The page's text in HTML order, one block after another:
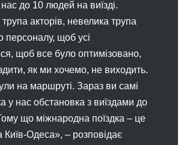
до 10 людей на виїзді.
акторів, невелика трупа
персоналу, щоб усі
щоб все було оптимізовано,
як ми хочемо, не виходить.
на маршруті. Зараз ви самі
у нас обстановка з виїздами до
що міжнародна поїздка – це
Київ-Одеса», – розповідає